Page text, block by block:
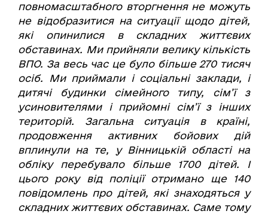
повномасштабного вторгнення не можуть
не відобразитися на ситуації щодо дітей,
які опинилися в складних життєвих
обставинах. Ми прийняли велику кількість
ВПО. За весь час це було більше 270 тисяч
осіб. Ми приймали і соціальні заклади, і
дитячі будинки сімейного типу, сім’ї з
усиновителями і прийомні сім’ї з інших
територій. Загальна ситуація в країні,
продовження активних бойових дій
вплинули на те, у Вінницькій області на
обліку перебувало більше 1700 дітей. І
цього року від поліції отримано ще 140
повідомлень про дітей, які знаходяться у
складних життєвих обставинах. Саме тому